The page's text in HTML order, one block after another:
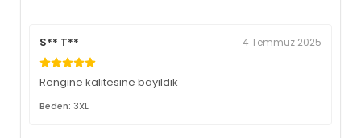
S** T** 4 Temmuz 2025
Rengine kalitesine bayıldık
Beden: 3XL